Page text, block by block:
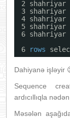
2 shahriyar
3 shahriyar
4 shahriyar
5 shahriyar
6 shahriyar
6
rows
Dahiyanə işləyir
Sequence
ardıcıllıqla
Məsələn